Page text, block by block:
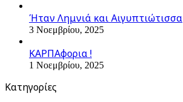
Ήταν Λημνιά και Αιγυπτιώτισσα
3 Νοεμβρίου, 2025
ΚΑΡΠΑφορια !
1 Νοεμβρίου, 2025
Kατηγορίες